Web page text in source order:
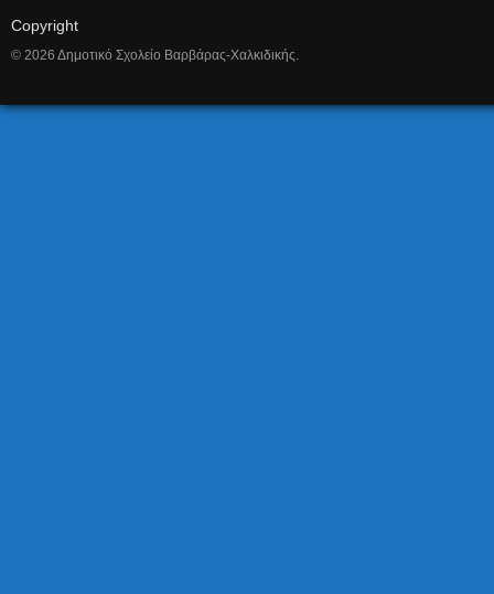
Copyright
© 2026 Δημοτικό Σχολείο Βαρβάρας-Χαλκιδικής.